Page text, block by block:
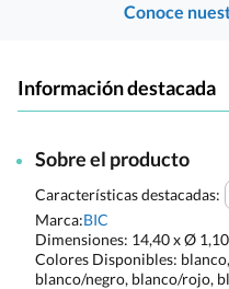
Conoce
Información destacada
Sobre el producto
Características destacadas:
Marca:BIC
Dimensiones: 14,40 x Ø
Colores Disponibles:
blanco/negro, blanco/rojo,